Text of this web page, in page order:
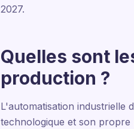
2027.
Quelles sont
production ?
L'automatisation industrielle
technologique et son propre